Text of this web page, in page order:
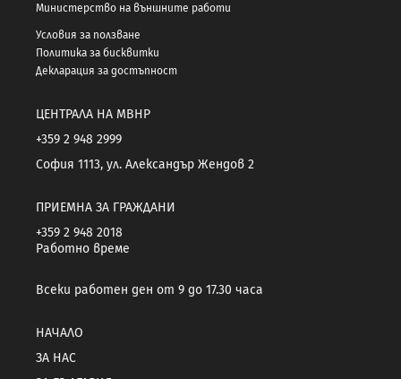
Министерство на външните работи
Условия за ползване
Политика за бисквитки
Декларация за достъпност
ЦЕНТРАЛА НА МВНР
+359 2 948 2999
София 1113, ул. Александър Жендов 2
ПРИЕМНА ЗА ГРАЖДАНИ
+359 2 948 2018
Работно време
Всеки работен ден от 9 до 17.30 часа
НАЧАЛО
ЗА НАС